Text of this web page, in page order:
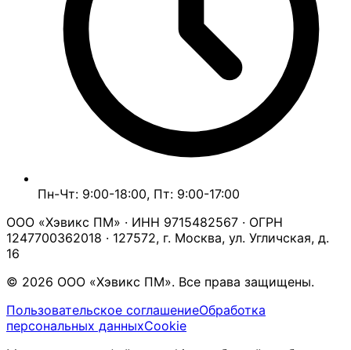
Пн-Чт: 9:00-18:00, Пт: 9:00-17:00
ООО «Хэвикс ПМ» · ИНН 9715482567 · ОГРН
1247700362018 · 127572, г. Москва, ул. Угличская, д.
16
© 2026 ООО «Хэвикс ПМ». Все права защищены.
Пользовательское соглашениеОбработка
персональных данныхCookie